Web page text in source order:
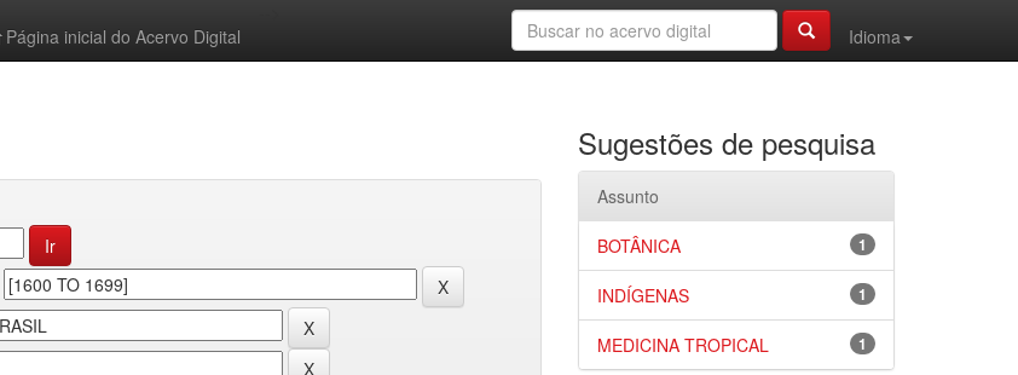
Página inicial do Acervo Digital
Idioma
Sugestões de pesquisa
Assunto
1
BOTÂNICA
1
INDÍGENAS
1
MEDICINA TROPICAL